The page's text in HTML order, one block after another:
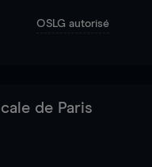
OSLG autorisé
de Paris